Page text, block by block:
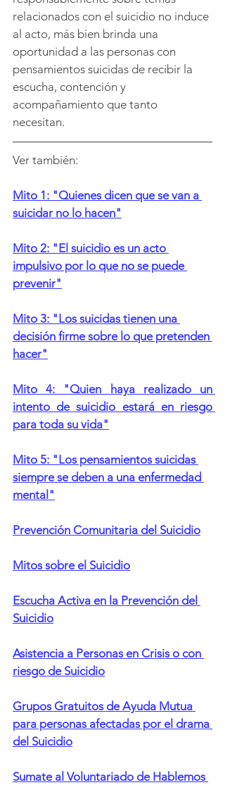
relacionados con el suicidio no induce
al acto, más bien brinda una
oportunidad a las personas con
pensamientos suicidas de recibir la
escucha, contención y
acompañamiento que tanto
necesitan.
Ver también:
Mito 1: "Quienes dicen que se van a
suicidar no lo hacen"
Mito 2: "El suicidio es un acto
impulsivo por lo que no se puede
prevenir"
Mito 3: "Los suicidas tienen una
decisión firme sobre lo que pretenden
hacer"
Mito 4: "Quien haya realizado un
intento de suicidio estará en riesgo
para toda su vida"
Mito 5: "Los pensamientos suicidas
siempre se deben a una enfermedad
mental"
Prevención Comunitaria del Suicidio
Mitos sobre el Suicidio
Escucha Activa en la Prevención del
Suicidio
Asistencia a Personas en Crisis o con
riesgo de Suicidio
Grupos Gratuitos de Ayuda Mutua
para personas afectadas por el drama
del Suicidio
Sumate al Voluntariado de Hablemos